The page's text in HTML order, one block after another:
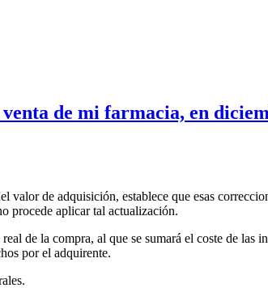
de mi farmacia, en
de adquisición, establece que esas
procede aplicar tal actualización.
de la compra, al que se sumará el coste de las
por el adquirente.